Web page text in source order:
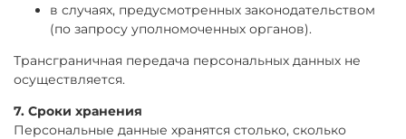
в случаях, предусмотренных законодательством
(по запросу уполномоченных органов).
Трансграничная передача персональных данных не
осуществляется.
7. Сроки хранения
Персональные данные хранятся столько, сколько